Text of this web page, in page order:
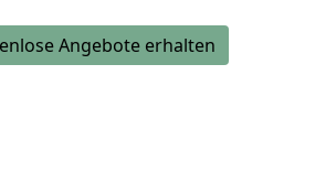
Angebote erhalten